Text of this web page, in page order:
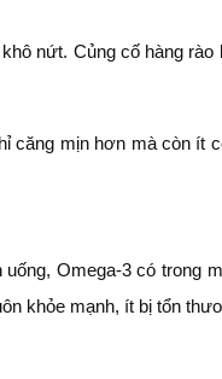
nứt. Củng cố hàng
căng mịn hơn mà còn ít
Omega-3 có trong
khỏe mạnh, ít bị tổn